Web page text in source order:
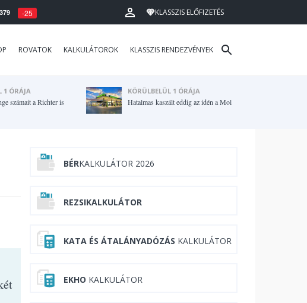
-25 KLASSZIS ELŐFIZETÉS
ROVATOK KALKULÁTOROK KLASSZIS RENDEZVÉNYEK
1 ÓRÁJA
számait a Richter is
KÖRÜLBELÜL 1 ÓRÁJA
Hatalmas kaszált eddig az idén a Mol
BÉRKALKULÁTOR 2026
REZSIKALKULÁTOR
KATA ÉS ÁTALÁNYADÓZÁS KALKULÁTOR
EKHO KALKULÁTOR